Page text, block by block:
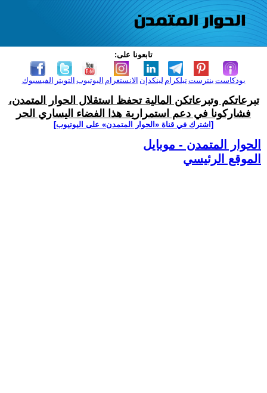
تابعونا على:
الفيسبوك التويتر اليوتيوب الانستغرام لينكدإن تيلكرامبنترست بودكاست
تبرعاتكم وتبرعاتكن المالية تحفظ استقلال الحوار المتمدن،
فشاركونا في دعم استمرارية هذا الفضاء اليساري الحر
[اشترك في قناة ‫«الحوار المتمدن» على اليوتيوب]
الحوار المتمدن - موبايل
الموقع الرئيسي